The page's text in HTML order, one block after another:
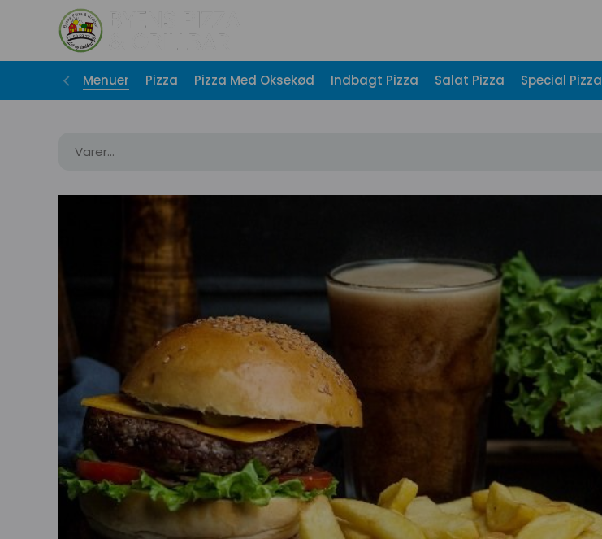
Menuer Pizza Pizza Med Oksekød Indbagt Pizza Salat Pizza Special Pizza